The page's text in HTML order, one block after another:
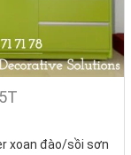
đại không chỉ đóng
hiện gu sống và cá
càng chú trọng
dưới đây là một số
xoan đào/sồi sơn